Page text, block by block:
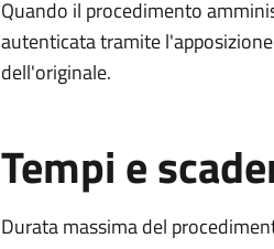
Quando il procedimento
autenticata tramite
dell'originale.
Tempi e
Durata massima del